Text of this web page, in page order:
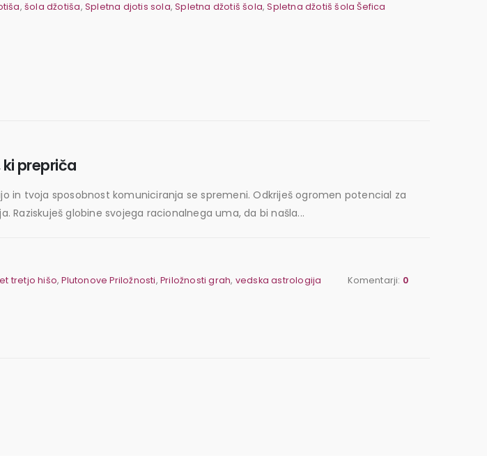
,šola džotiša, Spletna djotis sola,Spletna džotiš šola,Spletna džotiš šola Šefica
ki prepriča
in tvoja sposobnost komuniciranja se spremeni. Odkriješ ogromen potencial za
globine svojega racionalnega uma, da bi našla...
tretjo hišo,Plutonove Priložnosti,Priložnosti grah, vedska astrologija Komentarji: 0